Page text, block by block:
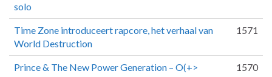
solo
Time Zone introduceert rapcore, het verhaal van
World Destruction
1571
Prince & The New Power Generation – O(+> 1570